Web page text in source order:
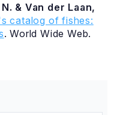
& Van der Laan,
catalog of fishes:
. World Wide Web.